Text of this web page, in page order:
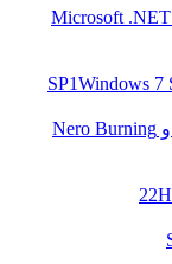
Microsoft
Windows
Nero Burning